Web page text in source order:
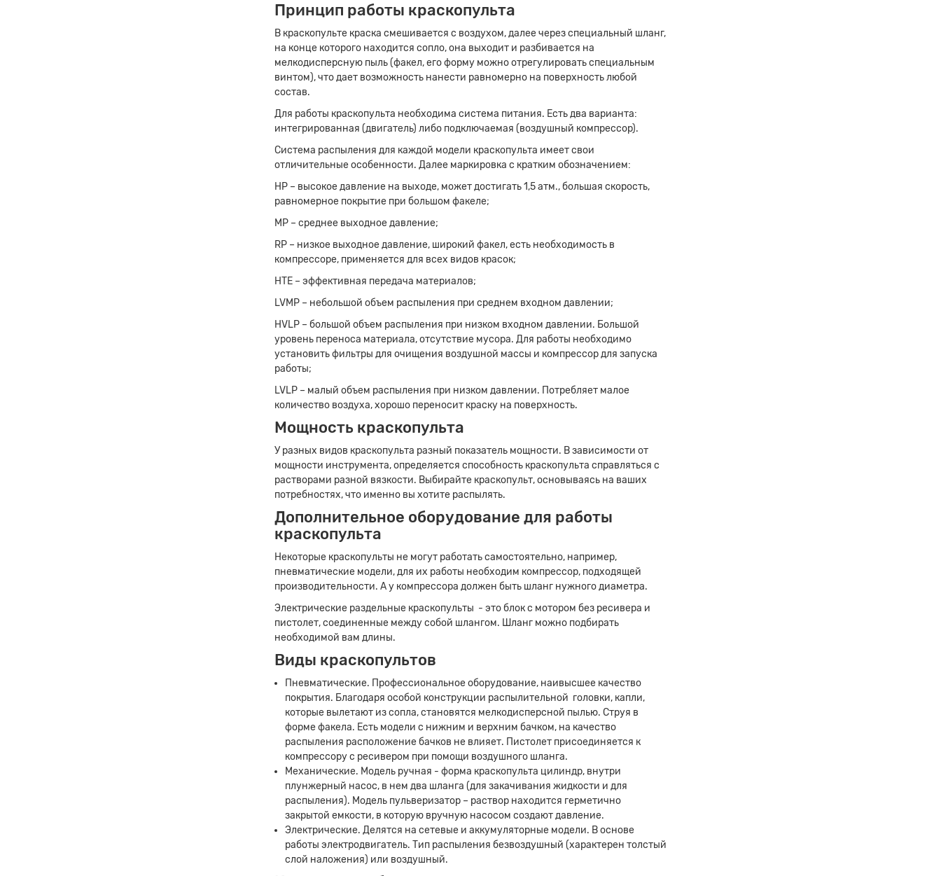
Принцип работы краскопульта
В краскопульте краска смешивается с воздухом, далее через специальный шланг,
на конце которого находится сопло, она выходит и разбивается на
мелкодисперсную пыль (факел, его форму можно отрегулировать специальным
винтом), что дает возможность нанести равномерно на поверхность любой
состав.
Для работы краскопульта необходима система питания. Есть два варианта:
интегрированная (двигатель) либо подключаемая (воздушный компрессор).
Система распыления для каждой модели краскопульта имеет свои
отличительные особенности. Далее маркировка с кратким обозначением:
НР – высокое давление на выходе, может достигать 1,5 атм., большая скорость,
равномерное покрытие при большом факеле;
МР – среднее выходное давление;
RP – низкое выходное давление, широкий факел, есть необходимость в
компрессоре, применяется для всех видов красок;
HTE – эффективная передача материалов;
LVMP – небольшой объем распыления при среднем входном давлении;
HVLP – большой объем распыления при низком входном давлении. Большой
уровень переноса материала, отсутствие мусора. Для работы необходимо
установить фильтры для очищения воздушной массы и компрессор для запуска
работы;
LVLP – малый объем распыления при низком давлении. Потребляет малое
количество воздуха, хорошо переносит краску на поверхность.
Мощность краскопульта
У разных видов краскопульта разный показатель мощности. В зависимости от
мощности инструмента, определяется способность краскопульта справляться с
растворами разной вязкости. Выбирайте краскопульт, основываясь на ваших
потребностях, что именно вы хотите распылять.
Дополнительное оборудование для работы
краскопульта
Некоторые краскопульты не могут работать самостоятельно, например,
пневматические модели, для их работы необходим компрессор, подходящей
производительности. А у компрессора должен быть шланг нужного диаметра.
Электрические раздельные краскопульты - это блок с мотором без ресивера и
пистолет, соединенные между собой шлангом. Шланг можно подбирать
необходимой вам длины.
Виды краскопультов
Пневматические. Профессиональное оборудование, наивысшее качество
покрытия. Благодаря особой конструкции распылительной головки, капли,
которые вылетают из сопла, становятся мелкодисперсной пылью. Струя в
форме факела. Есть модели с нижним и верхним бачком, на качество
распыления расположение бачков не влияет. Пистолет присоединяется к
компрессору с ресивером при помощи воздушного шланга.
Механические. Модель ручная - форма краскопульта цилиндр, внутри
плунжерный насос, в нем два шланга (для закачивания жидкости и для
распыления). Модель пульверизатор – раствор находится герметично
закрытой емкости, в которую вручную насосом создают давление.
Электрические. Делятся на сетевые и аккумуляторные модели. В основе
работы электродвигатель. Тип распыления безвоздушный (характерен толстый
слой наложения) или воздушный.
Заявка на расчет
Прикрепите файл